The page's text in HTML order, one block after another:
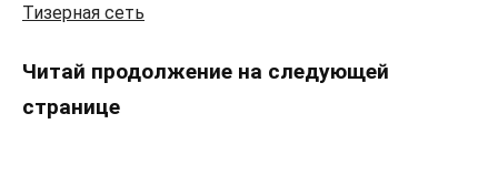
Тизерная сеть
Читай продолжение на следующей
странице